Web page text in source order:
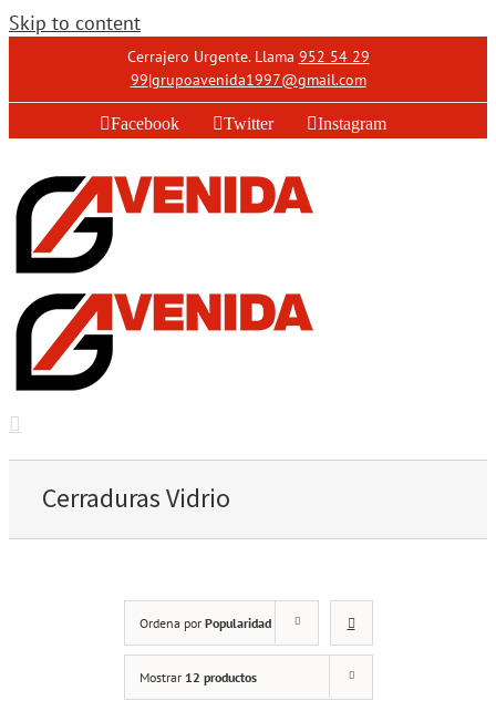
Skip to content
Cerrajero Urgente. Llama 952 54 29
99|grupoavenida1997@gmail.com
Facebook Twitter Instagram
Cerraduras Vidrio
Ordena por Popularidad
Mostrar 12 productos